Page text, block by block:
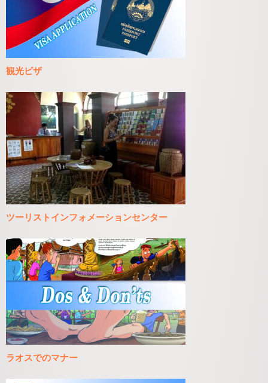
観光ビザ
ツーリストインフォメーションセンター
ラオスでのマナー